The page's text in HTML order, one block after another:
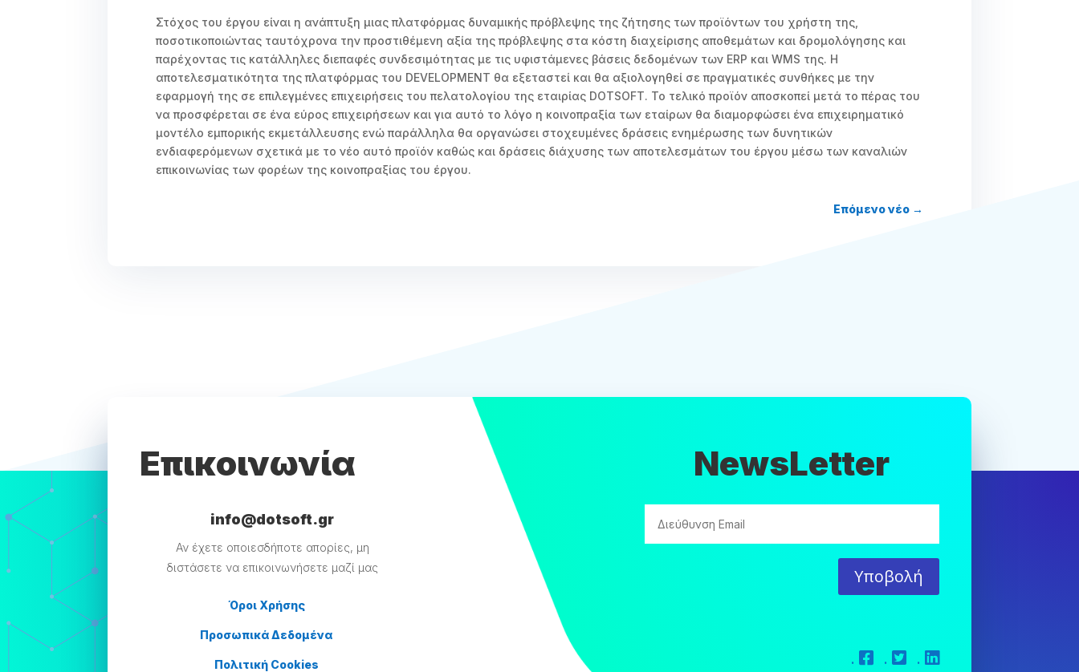
Στόχος του έργου είναι η ανάπτυξη μιας πλατφόρμας δυναμικής πρόβλεψης της ζήτησης των προϊόντων του χρήστη της,
ποσοτικοποιώντας ταυτόχρονα την προστιθέμενη αξία της πρόβλεψης στα κόστη διαχείρισης αποθεμάτων και δρομολόγησης και
παρέχοντας τις κατάλληλες διεπαφές συνδεσιμότητας με τις υφιστάμενες βάσεις δεδομένων των ΕRP και WMS της. Η
αποτελεσματικότητα της πλατφόρμας του DEVELOPMENT θα εξεταστεί και θα αξιολογηθεί σε πραγματικές συνθήκες με την
εφαρμογή της σε επιλεγμένες επιχειρήσεις του πελατολογίου της εταιρίας DOTSOFT. Το τελικό προϊόν αποσκοπεί μετά το πέρας του
να προσφέρεται σε ένα εύρος επιχειρήσεων και για αυτό το λόγο η κοινοπραξία των εταίρων θα διαμορφώσει ένα επιχειρηματικό
μοντέλο εμπορικής εκμετάλλευσης ενώ παράλληλα θα οργανώσει στοχευμένες δράσεις ενημέρωσης των δυνητικών
ενδιαφερόμενων σχετικά με το νέο αυτό προϊόν καθώς και δράσεις διάχυσης των αποτελεσμάτων του έργου μέσω των καναλιών
επικοινωνίας των φορέων της κοινοπραξίας του έργου.
Επόμενο νέο→
Επικοινωνία
info@dotsoft.gr
Αν έχετε οποιεσδήποτε απορίες, μη
διστάσετε να επικοινωνήσετε μαζί μας
Όροι Χρήσης
Προσωπικά Δεδομένα
Πολιτική Cookies
NewsLetter
Υποβολή
. . .